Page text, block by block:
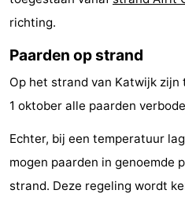
Paardrijden
-
Golfbanen
-
Surfen
Eten
Forum
richting.
Paarden op strand
Op het strand van Katwijk
1 oktober alle paarden
Echter, bij een temperatuur
mogen paarden in genoemde
strand. Deze regeling wordt